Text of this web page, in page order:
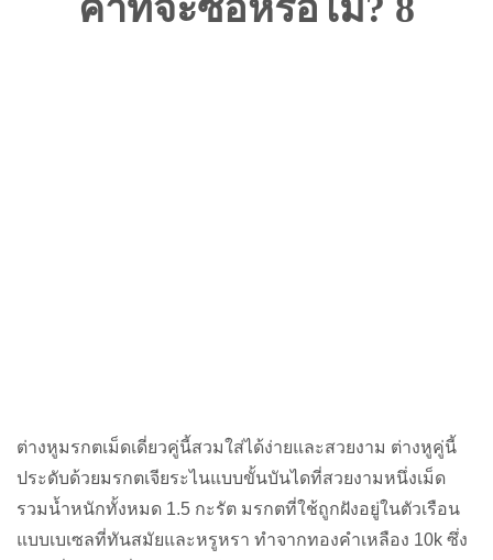
ต่างหูมรกตเม็ดเดี่ยวคู่นี้สวมใส่ได้ง่ายและสวยงาม ต่างหูคู่นี้
ประดับด้วยมรกตเจียระไนแบบขั้นบันไดที่สวยงามหนึ่งเม็ด
รวมน้ำหนักทั้งหมด 1.5 กะรัต มรกตที่ใช้ถูกฝังอยู่ในตัวเรือน
แบบเบเซลที่ทันสมัยและหรูหรา ทำจากทองคำเหลือง 10k ซึ่ง